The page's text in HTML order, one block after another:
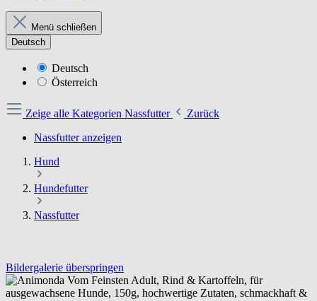
Menü schließen
Deutsch
Deutsch
Österreich
Zeige alle Kategorien Nassfutter
Zurück
Nassfutter anzeigen
Hund
Hundefutter
Nassfutter
Bildergalerie überspringen